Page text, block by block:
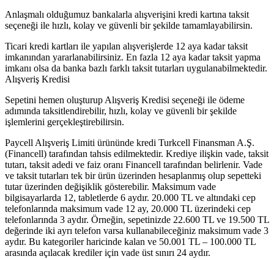
Anlaşmalı olduğumuz bankalarla alışverişini kredi kartına taksit
seçeneği ile hızlı, kolay ve güvenli bir şekilde tamamlayabilirsin.
Ticari kredi kartları ile yapılan alışverişlerde 12 aya kadar taksit
imkanından yararlanabilirsiniz. En fazla 12 aya kadar taksit yapma
imkanı olsa da banka bazlı farklı taksit tutarları uygulanabilmektedir.
Alışveriş Kredisi
Sepetini hemen oluşturup Alışveriş Kredisi seçeneği ile ödeme
adımında taksitlendirebilir, hızlı, kolay ve güvenli bir şekilde
işlemlerini gerçekleştirebilirsin.
Paycell Alışveriş Limiti ürününde kredi Turkcell Finansman A.Ş.
(Financell) tarafından tahsis edilmektedir. Krediye ilişkin vade, taksit
tutarı, taksit adedi ve faiz oranı Financell tarafından belirlenir. Vade
ve taksit tutarları tek bir ürün üzerinden hesaplanmış olup sepetteki
tutar üzerinden değişiklik gösterebilir. Maksimum vade
bilgisayarlarda 12, tabletlerde 6 aydır. 20.000 TL ve altındaki cep
telefonlarında maksimum vade 12 ay, 20.000 TL üzerindeki cep
telefonlarında 3 aydır. Örneğin, sepetinizde 22.600 TL ve 19.500 TL
değerinde iki ayrı telefon varsa kullanabileceğiniz maksimum vade 3
aydır. Bu kategoriler haricinde kalan ve 50.001 TL – 100.000 TL
arasında açılacak krediler için vade üst sınırı 24 aydır.